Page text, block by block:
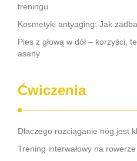
treningu
Kosmetyki antyaging: Jak
Pies z głową w dół – korzyści,
asany
Ćwiczenia
Dlaczego rozciąganie nóg jest
Trening interwałowy na